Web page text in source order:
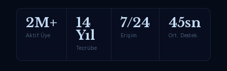
2M+
Aktif Üye
14
Yıl
Tecrübe
7/24
Erişim
45sn
Ort. Destek